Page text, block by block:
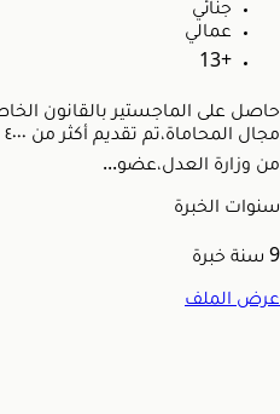
جنائي
عمالي
+13
من وزارة العدل،عضو...
سنوات الخبرة
9 سنة خبرة
عرض الملف